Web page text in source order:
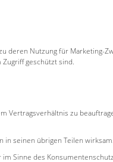
deren Nutzung für Marketing-
geschützt sind.
Vertragsverhältnis zu
in seinen übrigen Teilen wirksam.
Sinne des